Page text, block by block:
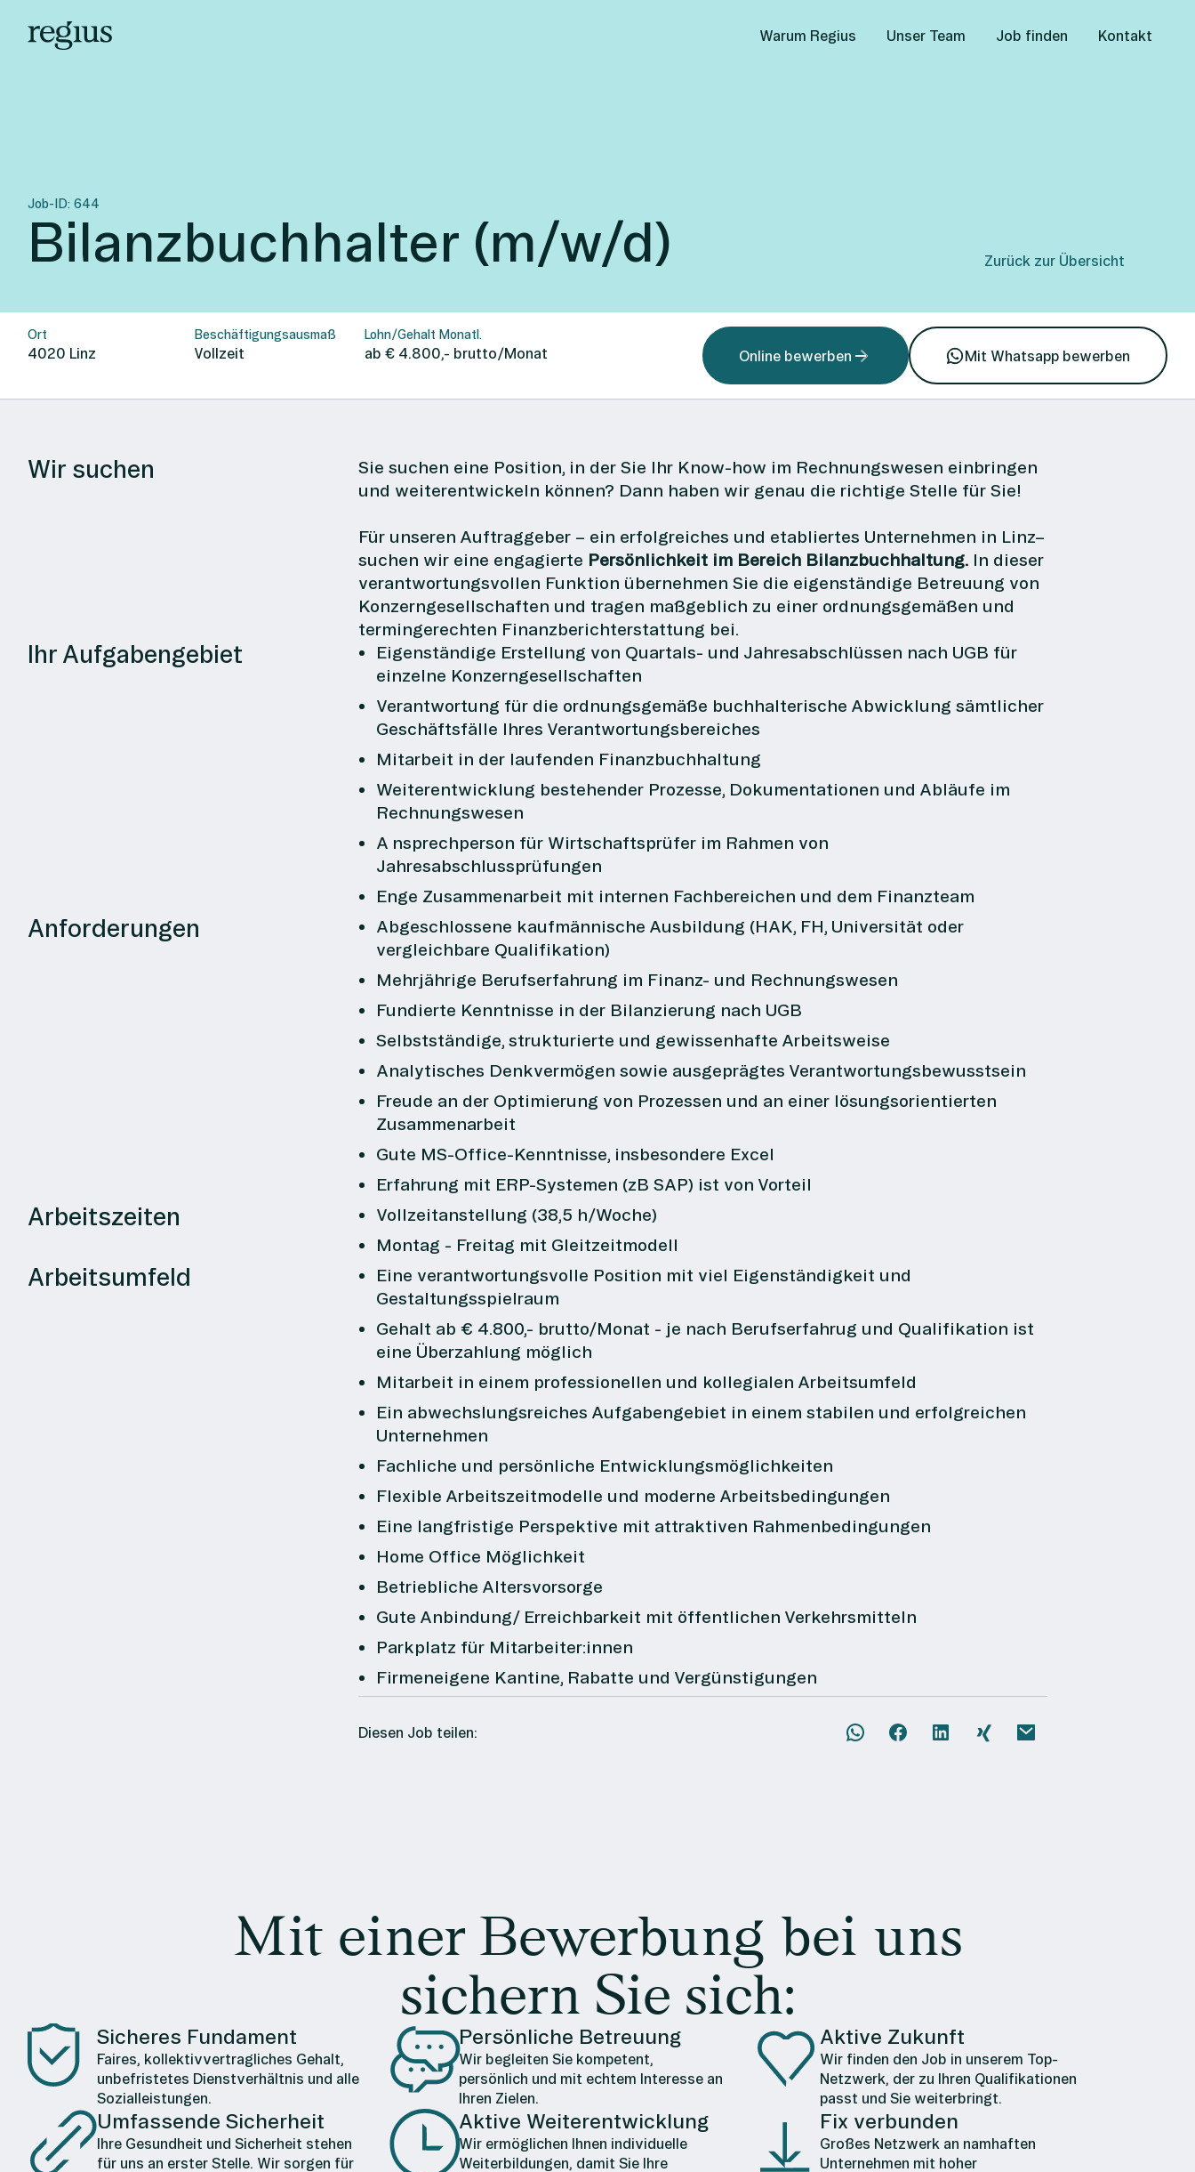
Warum Regius Unser Team Job finden Kontakt
Job-ID:644
Bilanzbuchhalter (m/w/d) Zurück zur Übersicht
Ort
4020 Linz
Beschäftigungsausmaß
Vollzeit
Lohn/Gehalt Monatl.
ab € 4.800,- brutto/Monat Online bewerben Mit Whatsapp bewerben
Wir suchen
Sie suchen eine Position, in der Sie Ihr Know-how im Rechnungswesen einbringen
und weiterentwickeln können? Dann haben wir genau die richtige Stelle für Sie!
Für unseren Auftraggeber – ein erfolgreiches und etabliertes Unternehmen in Linz–
suchen wir eine engagierte Persönlichkeit im Bereich Bilanzbuchhaltung. In dieser
verantwortungsvollen Funktion übernehmen Sie die eigenständige Betreuung von
Konzerngesellschaften und tragen maßgeblich zu einer ordnungsgemäßen und
termingerechten Finanzberichterstattung bei.
Ihr Aufgabengebiet
Eigenständige Erstellung von Quartals- und Jahresabschlüssen nach UGB für
einzelne Konzerngesellschaften
Verantwortung für die ordnungsgemäße buchhalterische Abwicklung sämtlicher
Geschäftsfälle Ihres Verantwortungsbereiches
Mitarbeit in der laufenden Finanzbuchhaltung
Weiterentwicklung bestehender Prozesse, Dokumentationen und Abläufe im
Rechnungswesen
A nsprechperson für Wirtschaftsprüfer im Rahmen von
Jahresabschlussprüfungen
Enge Zusammenarbeit mit internen Fachbereichen und dem Finanzteam
Anforderungen
Abgeschlossene kaufmännische Ausbildung (HAK, FH, Universität oder
vergleichbare Qualifikation)
Mehrjährige Berufserfahrung im Finanz- und Rechnungswesen
Fundierte Kenntnisse in der Bilanzierung nach UGB
Selbstständige, strukturierte und gewissenhafte Arbeitsweise
Analytisches Denkvermögen sowie ausgeprägtes Verantwortungsbewusstsein
Freude an der Optimierung von Prozessen und an einer lösungsorientierten
Zusammenarbeit
Gute MS-Office-Kenntnisse, insbesondere Excel
Erfahrung mit ERP-Systemen (zB SAP) ist von Vorteil
Arbeitszeiten
Vollzeitanstellung (38,5 h/Woche)
Montag - Freitag mit Gleitzeitmodell
Arbeitsumfeld
Eine verantwortungsvolle Position mit viel Eigenständigkeit und
Gestaltungsspielraum
Gehalt ab € 4.800,- brutto/Monat - je nach Berufserfahrug und Qualifikation ist
eine Überzahlung möglich
Mitarbeit in einem professionellen und kollegialen Arbeitsumfeld
Ein abwechslungsreiches Aufgabengebiet in einem stabilen und erfolgreichen
Unternehmen
Fachliche und persönliche Entwicklungsmöglichkeiten
Flexible Arbeitszeitmodelle und moderne Arbeitsbedingungen
Eine langfristige Perspektive mit attraktiven Rahmenbedingungen
Home Office Möglichkeit
Betriebliche Altersvorsorge
Gute Anbindung/ Erreichbarkeit mit öffentlichen Verkehrsmitteln
Parkplatz für Mitarbeiter:innen
Firmeneigene Kantine, Rabatte und Vergünstigungen
Diesen Job teilen:
Mit einer Bewerbung bei uns
sichern Sie sich:
Sicheres Fundament
Faires, kollektivvertragliches Gehalt,
unbefristetes Dienstverhältnis und alle
Sozialleistungen.
Persönliche Betreuung
Wir begleiten Sie kompetent,
persönlich und mit echtem Interesse an
Ihren Zielen.
Aktive Zukunft
Wir finden den Job in unserem Top-
Netzwerk, der zu Ihren Qualifikationen
passt und Sie weiterbringt.
Umfassende Sicherheit
Ihre Gesundheit und Sicherheit stehen
für uns an erster Stelle. Wir sorgen für
Aktive Weiterentwicklung
Wir ermöglichen Ihnen individuelle
Weiterbildungen, damit Sie Ihre
Fix verbunden
Großes Netzwerk an namhaften
Unternehmen mit hoher